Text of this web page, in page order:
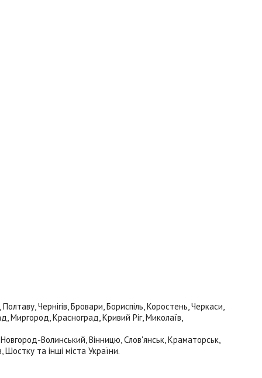
Чернігів, Бровари, Бориспіль, Коростень, Черкаси,
Миргород, Красноград, Кривий Ріг, Миколаїв,
Волинський, Вінницю, Слов'янськ, Краматорськ,
та інші міста України.